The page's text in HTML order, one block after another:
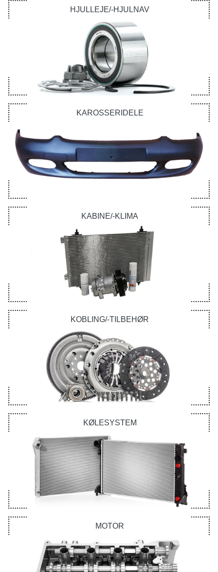
HJULLEJE/-HJULNAV
KAROSSERIDELE
KABINE/-KLIMA
KOBLING/-TILBEHØR
KØLESYSTEM
MOTOR